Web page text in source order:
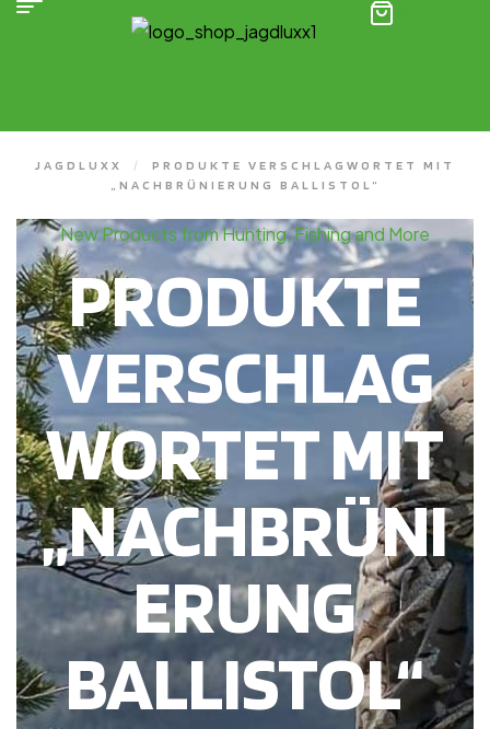
JAGDLUXX /
PRODUKTE VERSCHLAGWORTET MIT
„NACHBRÜNIERUNG BALLISTOL“
New Products from Hunting, Fishing and More
PRODUKTE
VERSCHLAG
WORTET MIT
„NACHBRÜNI
ERUNG
BALLISTOL“